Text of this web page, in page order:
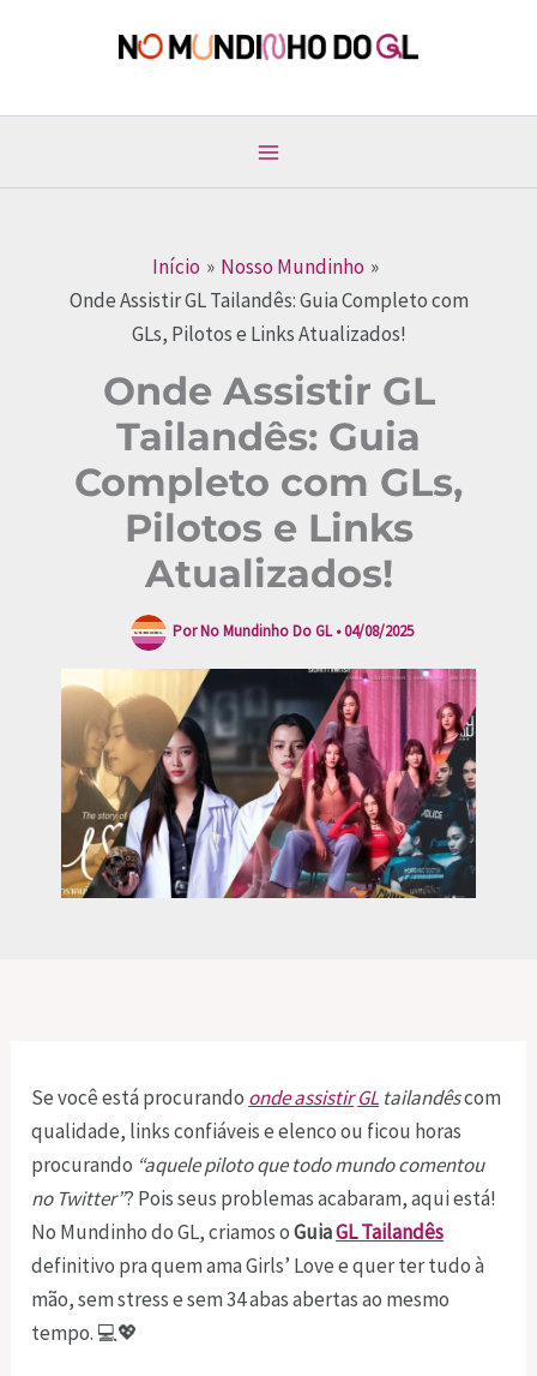
conteúdo
Início
Nosso Mundinho
Onde Assistir GL Tailandês: Guia Completo com
GLs, Pilotos e Links Atualizados!
Onde Assistir GL
Tailandês: Guia
Completo com GLs,
Pilotos e Links
Atualizados!
PorNo Mundinho Do GL•04/08/2025
Se você está procurando onde assistir GL tailandêscom
qualidade, links confiáveis e elenco ou ficou horas
procurando “aquele piloto que todo mundo comentou
no Twitter”? Pois seus problemas acabaram, aqui está!
No Mundinho do GL, criamos oGuiaGL Tailandês
definitivo pra quem ama Girls’ Love e quer ter tudo à
mão, sem stress e sem 34 abas abertas ao mesmo
tempo. 💻💖